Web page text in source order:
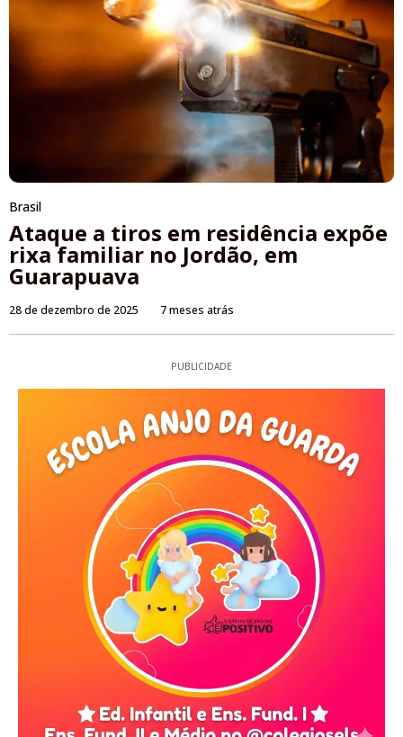
Brasil
Ataque a tiros em residência expõe
rixa familiar no Jordão, em
Guarapuava
28 de dezembro de 2025 7 meses atrás
PUBLICIDADE